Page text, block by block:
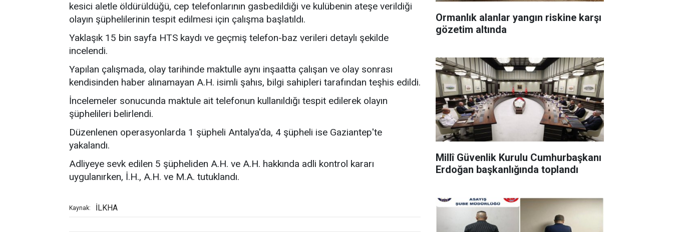
kesici aletle öldürüldüğü, cep telefonlarının gasbedildiği ve kulübenin ateşe verildiği
olayın şüphelilerinin tespit edilmesi için çalışma başlatıldı.
Yaklaşık 15 bin sayfa HTS kaydı ve geçmiş telefon-baz verileri detaylı şekilde
incelendi.
Yapılan çalışmada, olay tarihinde maktulle aynı inşaatta çalışan ve olay sonrası
kendisinden haber alınamayan A.H. isimli şahıs, bilgi sahipleri tarafından teşhis edildi.
İncelemeler sonucunda maktule ait telefonun kullanıldığı tespit edilerek olayın
şüphelileri belirlendi.
Düzenlenen operasyonlarda 1 şüpheli Antalya'da, 4 şüpheli ise Gaziantep'te
yakalandı.
Adliyeye sevk edilen 5 şüpheliden A.H. ve A.H. hakkında adli kontrol kararı
uygulanırken, İ.H., A.H. ve M.A. tutuklandı.
Kaynak: İLKHA
Ormanlık alanlar yangın riskine karşı
gözetim altında
Millî Güvenlik Kurulu Cumhurbaşkanı
Erdoğan başkanlığında toplandı